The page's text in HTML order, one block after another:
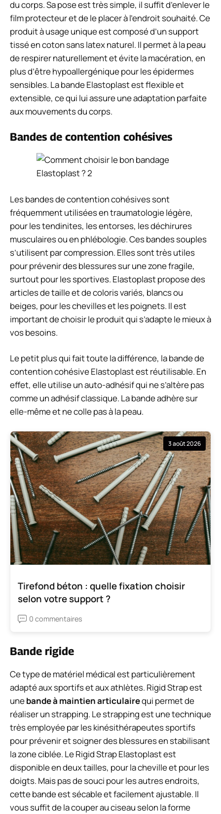
du corps. Sa pose est très simple, il suffit d’enlever le
film protecteur et de le placer à l’endroit souhaité. Ce
produit à usage unique est composé d’un support
tissé en coton sans latex naturel. Il permet à la peau
de respirer naturellement et évite la macération, en
plus d’être hypoallergénique pour les épidermes
sensibles. La bande Elastoplast est flexible et
extensible, ce qui lui assure une adaptation parfaite
aux mouvements du corps.
Bandes de contention cohésives
Les bandes de contention cohésives sont
fréquemment utilisées en traumatologie légère,
pour les tendinites, les entorses, les déchirures
musculaires ou en phlébologie. Ces bandes souples
s’utilisent par compression. Elles sont très utiles
pour prévenir des blessures sur une zone fragile,
surtout pour les sportives. Elastoplast propose des
articles de taille et de coloris variés, blancs ou
beiges, pour les chevilles et les poignets. Il est
important de choisir le produit qui s’adapte le mieux à
vos besoins.
Le petit plus qui fait toute la différence, la bande de
contention cohésive Elastoplast est réutilisable. En
effet, elle utilise un auto-adhésif qui ne s’altère pas
comme un adhésif classique. La bande adhère sur
elle-même et ne colle pas à la peau.
3 août 2026
Tirefond béton : quelle fixation choisir
selon votre support ?
0 commentaires
Bande rigide
Ce type de matériel médical est particulièrement
adapté aux sportifs et aux athlètes. Rigid Strap est
unebande à maintien articulairequi permet de
réaliser un strapping. Le strapping est une technique
très employée par les kinésithérapeutes sportifs
pour prévenir et soigner des blessures en stabilisant
la zone ciblée. Le Rigid Strap Elastoplast est
disponible en deux tailles, pour la cheville et pour les
doigts. Mais pas de souci pour les autres endroits,
cette bande est sécable et facilement ajustable. Il
vous suffit de la couper au ciseau selon la forme